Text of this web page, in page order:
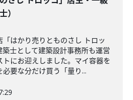
）
はかり売りとものさし トロッ
士として建築設計事務所も運営
にお迎えしました。マイ容器を
要な分だけ買う「量り...